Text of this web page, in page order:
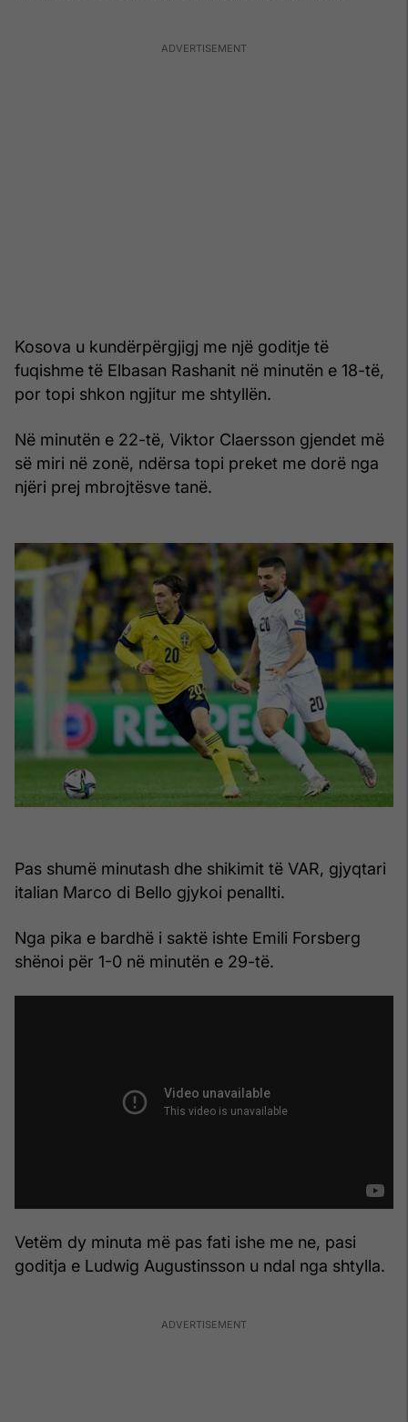
Kosova u kundërpërgjigj me një goditje të
fuqishme të Elbasan Rashanit në minutën e 18-të,
por topi shkon ngjitur me shtyllën.
Në minutën e 22-të, Viktor Claersson gjendet më
së miri në zonë, ndërsa topi preket me dorë nga
njëri prej mbrojtësve tanë.
Pas shumë minutash dhe shikimit të VAR, gjyqtari
italian Marco di Bello gjykoi penallti.
Nga pika e bardhë i saktë ishte Emili Forsberg
shënoi për 1-0 në minutën e 29-të.
Vetëm dy minuta më pas fati ishe me ne, pasi
goditja e Ludwig Augustinsson u ndal nga shtylla.